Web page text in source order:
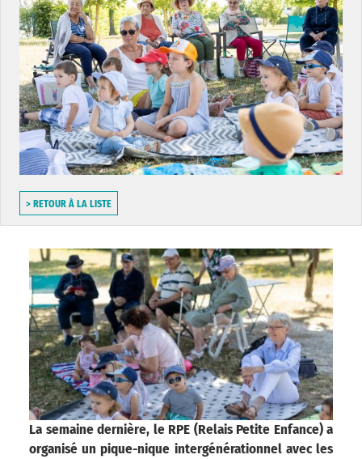
> RETOUR À LA LISTE
La semaine dernière, le RPE (Relais Petite Enfance) a
organisé un pique-nique intergénérationnel avec les